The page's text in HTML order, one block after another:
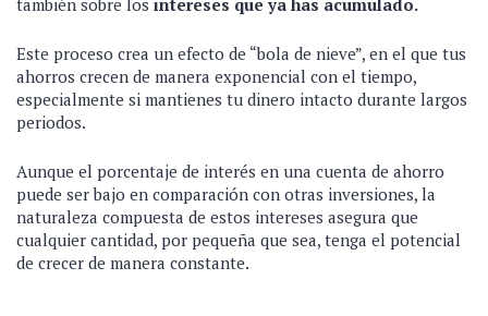
también sobre los intereses que ya has acumulado.
Este proceso crea un efecto de “bola de nieve”, en el que tus
ahorros crecen de manera exponencial con el tiempo,
especialmente si mantienes tu dinero intacto durante largos
periodos.
Aunque el porcentaje de interés en una cuenta de ahorro
puede ser bajo en comparación con otras inversiones, la
naturaleza compuesta de estos intereses asegura que
cualquier cantidad, por pequeña que sea, tenga el potencial
de crecer de manera constante.